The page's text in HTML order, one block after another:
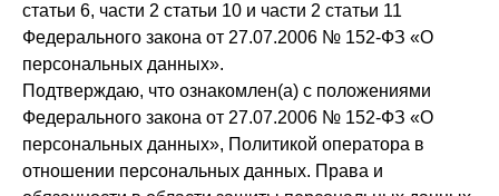
статьи 6, части 2 статьи 10 и части 2 статьи 11
Федерального закона от 27.07.2006 № 152-ФЗ «О
персональных данных».
Подтверждаю, что ознакомлен(а) с положениями
Федерального закона от 27.07.2006 № 152-ФЗ «О
персональных данных», Политикой оператора в
отношении персональных данных. Права и